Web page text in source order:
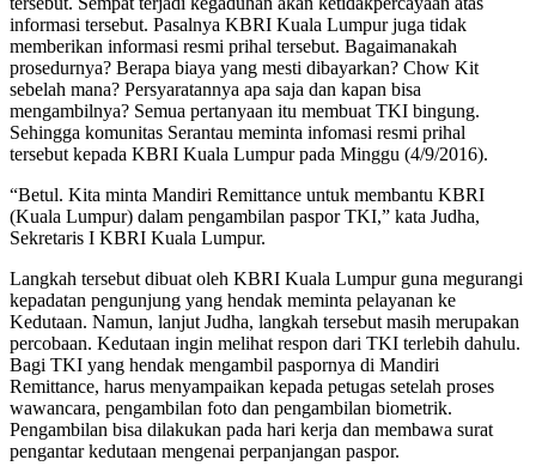
informasi tersebut. Pasalnya KBRI Kuala Lumpur juga tidak
memberikan informasi resmi prihal tersebut. Bagaimanakah
prosedurnya? Berapa biaya yang mesti dibayarkan? Chow Kit
sebelah mana? Persyaratannya apa saja dan kapan bisa
mengambilnya? Semua pertanyaan itu membuat TKI bingung.
Sehingga komunitas Serantau meminta infomasi resmi prihal
tersebut kepada KBRI Kuala Lumpur pada Minggu (4/9/2016).
“Betul. Kita minta Mandiri Remittance untuk membantu KBRI
(Kuala Lumpur) dalam pengambilan paspor TKI,” kata Judha,
Sekretaris I KBRI Kuala Lumpur.
Langkah tersebut dibuat oleh KBRI Kuala Lumpur guna megurangi
kepadatan pengunjung yang hendak meminta pelayanan ke
Kedutaan. Namun, lanjut Judha, langkah tersebut masih merupakan
percobaan. Kedutaan ingin melihat respon dari TKI terlebih dahulu.
Bagi TKI yang hendak mengambil paspornya di Mandiri
Remittance, harus menyampaikan kepada petugas setelah proses
wawancara, pengambilan foto dan pengambilan biometrik.
Pengambilan bisa dilakukan pada hari kerja dan membawa surat
pengantar kedutaan mengenai perpanjangan paspor.